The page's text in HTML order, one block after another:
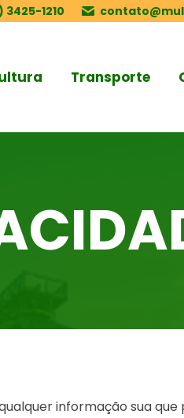
3425-1210
Transporte
informação sua que